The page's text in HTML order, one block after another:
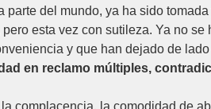
parte del mundo, ya ha sido
esta vez con sutileza. Ya no
y que han dejado de
en reclamo múltiples,